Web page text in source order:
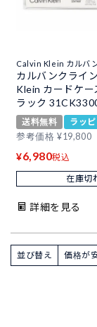
Calvin Klein カルバ
カルバンクライ
Klein カードケー
ラック
送料無料
ラッ
参考価格 ¥19,800
¥6,980税込
在庫切
詳細を見る
並び替え 価格が